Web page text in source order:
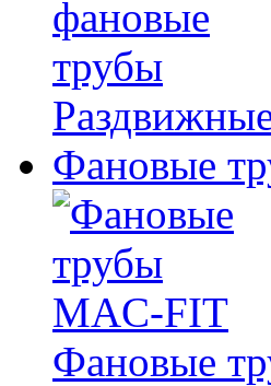
Фановые
Фановые